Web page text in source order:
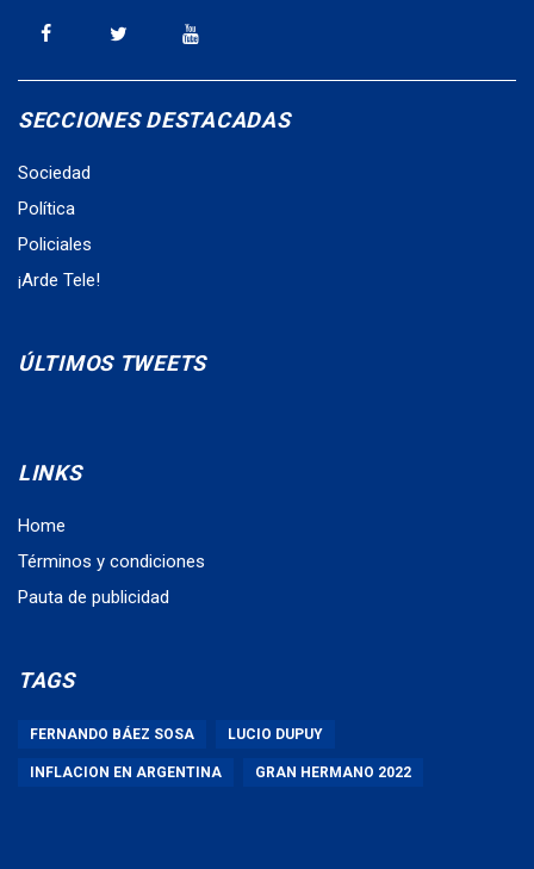
SECCIONES DESTACADAS
Sociedad
Política
Policiales
¡Arde Tele!
ÚLTIMOS TWEETS
LINKS
Home
Términos y condiciones
Pauta de publicidad
TAGS
FERNANDO BÁEZ SOSA LUCIO DUPUY
INFLACION EN ARGENTINA GRAN HERMANO 2022